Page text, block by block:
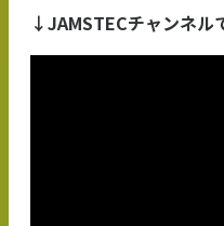
↓JAMSTECチャンネル